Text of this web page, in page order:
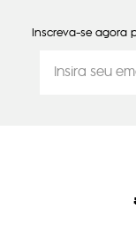
Inscreva-se agora